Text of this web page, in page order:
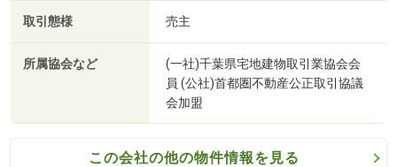
ウエルシア船橋夏見店まで380m 徒歩5分
取引態様 売主
所属協会など
(一社)千葉県宅地建物取引業協会会
員 (公社)首都圏不動産公正取引協議
会加盟
この会社の他の物件情報を見る